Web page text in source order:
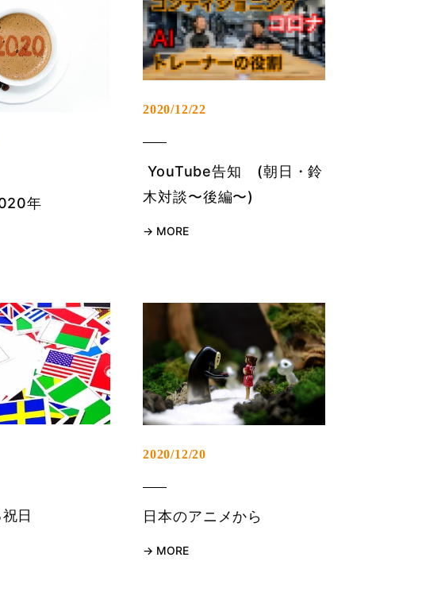
年
2020/12/22
YouTube告知 (朝日・鈴
木対談〜後編〜)
MORE
日
2020/12/20
日本のアニメから
MORE